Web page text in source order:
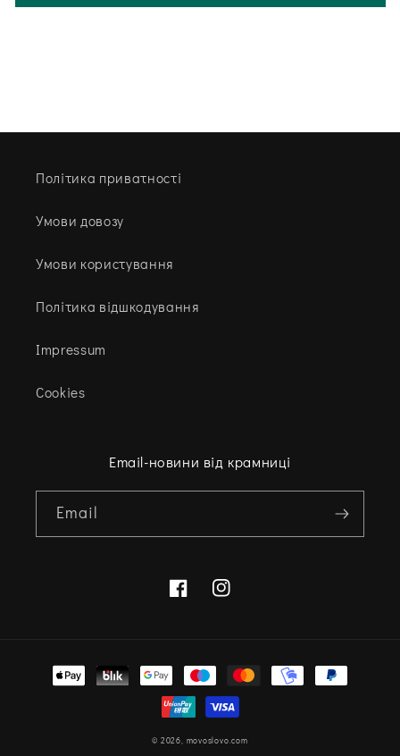
Політика приватності
Умови довозу
Умови користування
Політика відшкодування
Impressum
Cookies
Email-новини від крамниці
Email
FacebookInstagram
Варіанти
оплати
© 2026, movoslovo.com